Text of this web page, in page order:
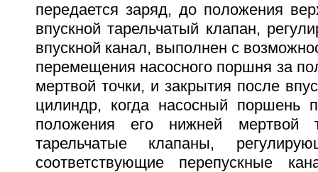
передается заряд, до положения
впускной тарельчатый клапан,
впускной канал, выполнен с
перемещения насосного поршня за
мертвой точки, и закрытия после
цилиндр, когда насосный поршень
положения его нижней мертвой
тарельчатые клапаны,
соответствующие перепускные